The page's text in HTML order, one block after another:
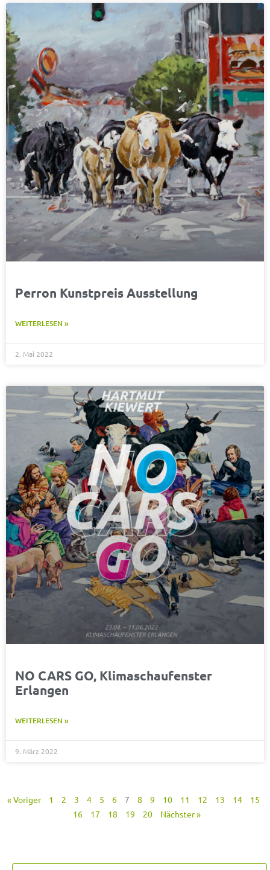
Perron Kunstpreis Ausstellung
WEITERLESEN »
2. Mai 2022
NO CARS GO, Klimaschaufenster
Erlangen
WEITERLESEN »
9. März 2022
« Voriger 1 2 3 4 5 6 7 8 9 10 11 12 13 14
15
16
17 18 19 20 Nächster »